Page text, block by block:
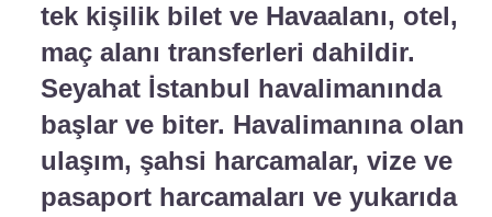
tek kişilik bilet ve Havaalanı, otel,
maç alanı transferleri dahildir.
Seyahat İstanbul havalimanında
başlar ve biter. Havalimanına olan
ulaşım, şahsi harcamalar, vize ve
pasaport harcamaları ve yukarıda